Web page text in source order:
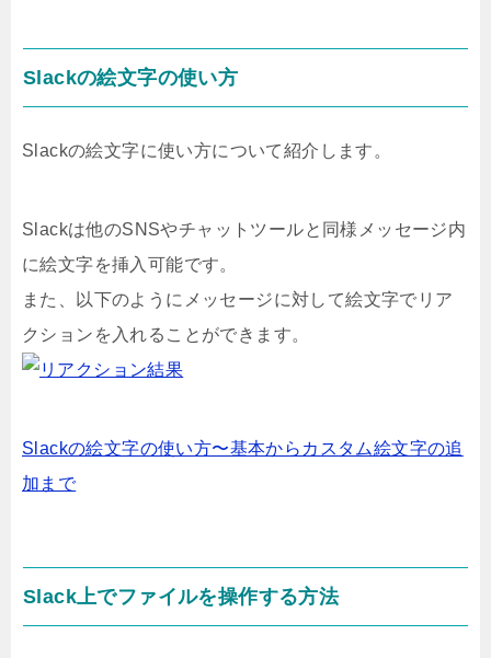
Slackの絵文字の使い方
Slackの絵文字に使い方について紹介します。
Slackは他のSNSやチャットツールと同様メッセージ内
に絵文字を挿入可能です。
また、以下のようにメッセージに対して絵文字でリア
クションを入れることができます。
Slackの絵文字の使い方〜基本からカスタム絵文字の追
加まで
Slack上でファイルを操作する方法